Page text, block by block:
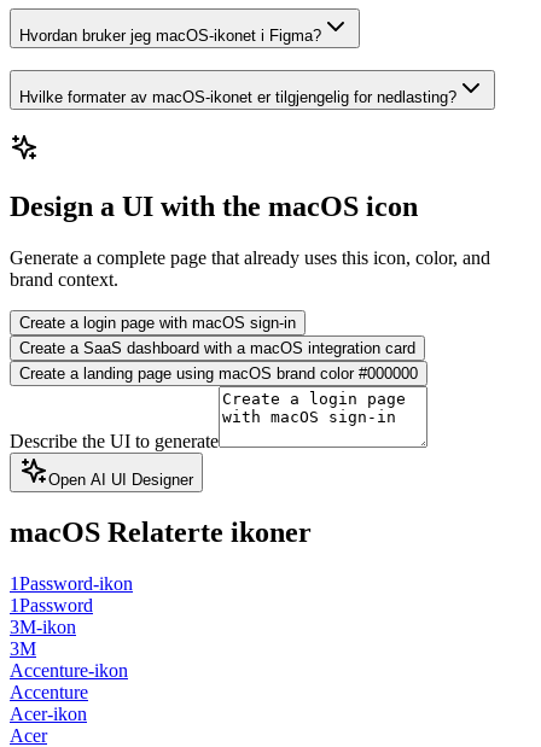
Hvordan bruker jeg macOS-ikonet i Figma?
Hvilke formater av macOS-ikonet er tilgjengelig for nedlasting?
Design a UI with the macOS icon
Generate a complete page that already uses this icon, color, and
brand context.
Create a login page with macOS sign-in
Create a SaaS dashboard with a macOS integration card
Create a landing page using macOS brand color #000000
Describe the UI to generate
Open AI UI Designer
macOS Relaterte ikoner
1Password-ikon
1Password
3M-ikon
3M
Accenture-ikon
Accenture
Acer-ikon
Acer